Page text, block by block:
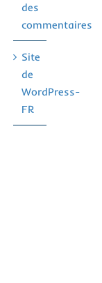
des
commentaires
Site
de
WordPress-
FR